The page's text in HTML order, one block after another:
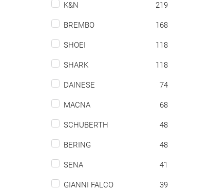
K&N 219
BREMBO 168
SHOEI 118
SHARK 118
DAINESE 74
MACNA 68
SCHUBERTH 48
BERING 48
SENA 41
GIANNI FALCO 39